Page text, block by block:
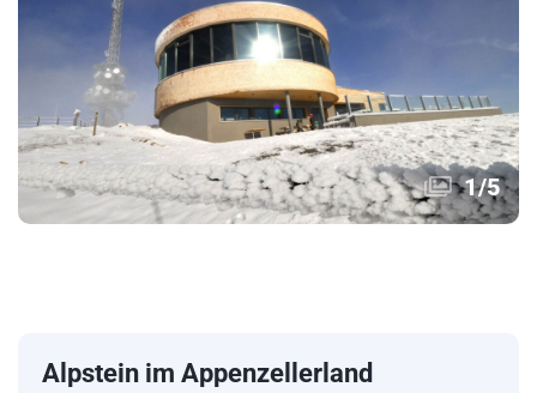
1/5
Alpstein im Appenzellerland